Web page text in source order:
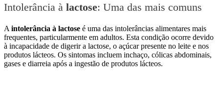
Intolerância à lactose: Uma das mais comuns
A intolerância à lactose é uma das intolerâncias alimentares mais
frequentes, particularmente em adultos. Esta condição ocorre devido
à incapacidade de digerir a lactose, o açúcar presente no leite e nos
produtos lácteos. Os sintomas incluem inchaço, cólicas abdominais,
gases e diarreia após a ingestão de produtos lácteos.